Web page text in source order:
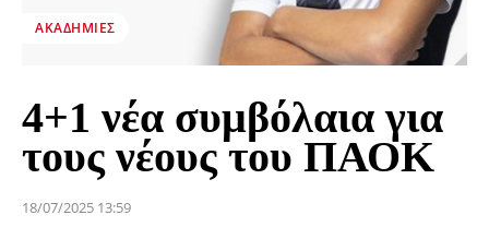
ΑΚΑΔΗΜΊΕΣ
4+1 νέα συμβόλαια για
τους νέους του ΠΑΟΚ
18/07/2025 13:59